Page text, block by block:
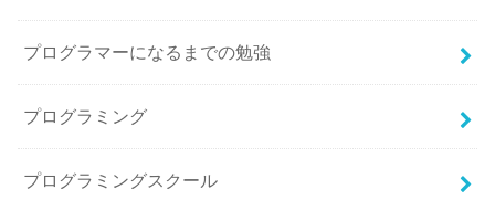
プログラマーになるまでの勉強
プログラミング
プログラミングスクール